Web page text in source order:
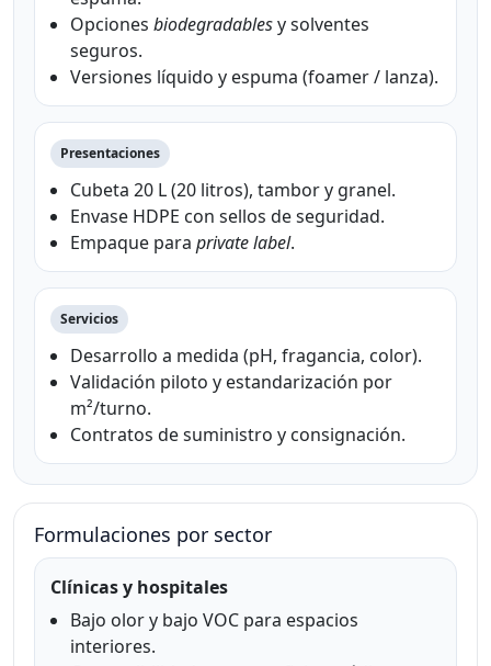
Opciones biodegradablesy solventes
seguros.
Versiones líquido y espuma (foamer / lanza).
Presentaciones
Cubeta 20 L (20 litros), tambor y granel.
Envase HDPE con sellos de seguridad.
Empaque para private label.
Servicios
Desarrollo a medida (pH, fragancia, color).
Validación piloto y estandarización por
m²/turno.
Contratos de suministro y consignación.
Formulaciones por sector
Clínicas y hospitales
Bajo olor y bajo VOC para espacios
interiores.